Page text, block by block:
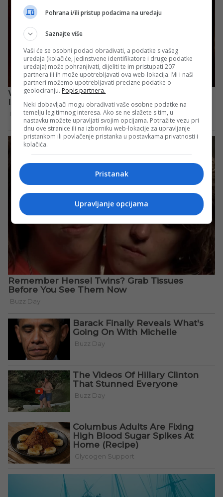
Pohrana i/ili pristup podacima na uređaju
Saznajte više
Vaši će se osobni podaci obrađivati, a podatke s vašeg
uređaja (kolačiće, jedinstvene identifikatore i druge podatke
uređaja) može pohranjivati, dijeliti te im pristupati 207
partnera ili ih može upotrebljavati ova web-lokacija. Mi i naši
partneri možemo upotrebljavati precizne podatke o
geolociranju. Popis partnera.
Neki dobavljači mogu obrađivati vaše osobne podatke na
temelju legitimnog interesa. Ako se ne slažete s tim, u
nastavku možete upravljati svojim opcijama. Potražite vezu pri
dnu ove stranice ili na izborniku web-lokacije za upravljanje
pristankom ili povlačenje pristanka u postavkama privatnosti i
kolačića.
Pristanak
Upravljanje opcijama